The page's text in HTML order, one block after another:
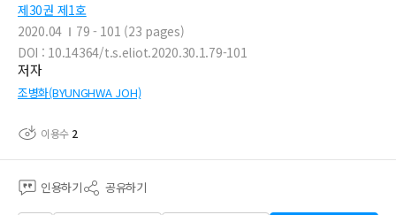
제30권 제1호
2020.04
79 - 101 (23 pages)
DOI : 10.14364/t.s.eliot.2020.30.1.79-101
저자
조병화(BYUNGHWA JOH)
이용수 2
인용하기 공유하기